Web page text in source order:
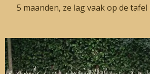
5 maanden, ze lag vaak op de